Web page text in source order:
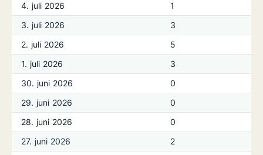
4. juli 2026
1
3. juli 2026
3
2. juli 2026
5
1. juli 2026
3
30. juni 2026
0
29. juni 2026
0
28. juni 2026
0
27. juni 2026
2